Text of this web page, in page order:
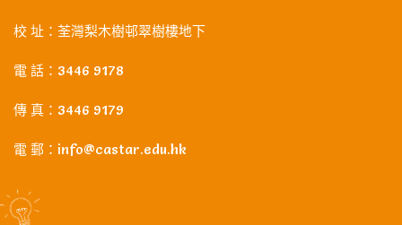
校 址：荃灣梨木樹邨翠樹樓地下
電 話：3446 9178
傳 真：3446 9179
電 郵：info@castar.edu.hk